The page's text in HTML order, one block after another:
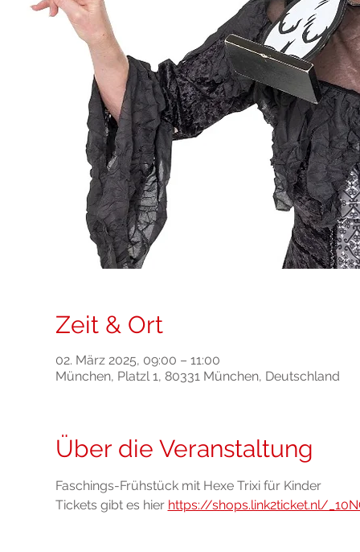
Zeit & Ort
02. März 2025, 09:00 – 11:00
München, Platzl 1, 80331 München, Deutschland
Über die Veranstaltung
Faschings-Frühstück mit Hexe Trixi für Kinder
Tickets gibt es hier https://shops.link2ticket.nl/